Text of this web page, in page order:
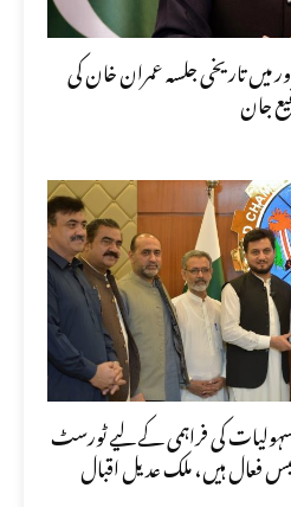
میں تاریخی جلسہ عمران خان کی
جان
کی فراہمی کے لیے ٹورسٹ
فعال ہیں، ملک عدیل اقبال